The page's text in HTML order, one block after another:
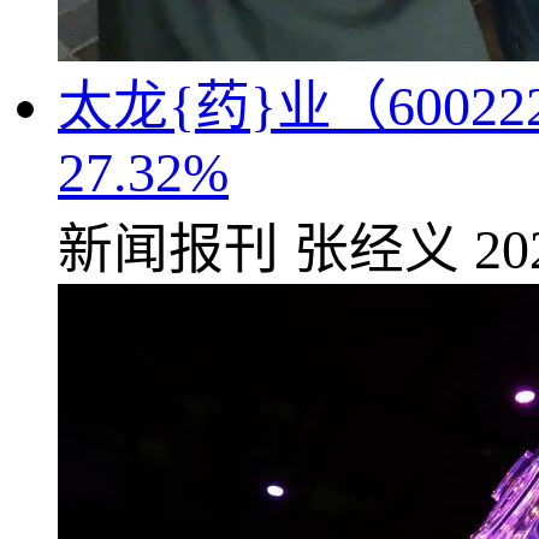
太龙{药}业（
27.32%
新闻报刊 张经义